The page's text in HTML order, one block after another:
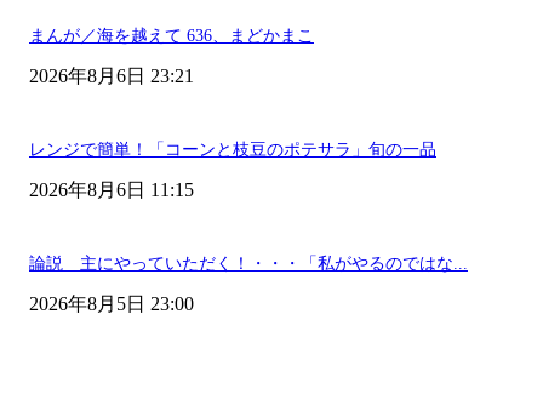
まんが／海を越えて 636、まどかまこ
2026年8月6日 23:21
レンジで簡単！「コーンと枝豆のポテサラ」旬の一品
2026年8月6日 11:15
論説 主にやっていただく！・・・「私がやるのではな...
2026年8月5日 23:00